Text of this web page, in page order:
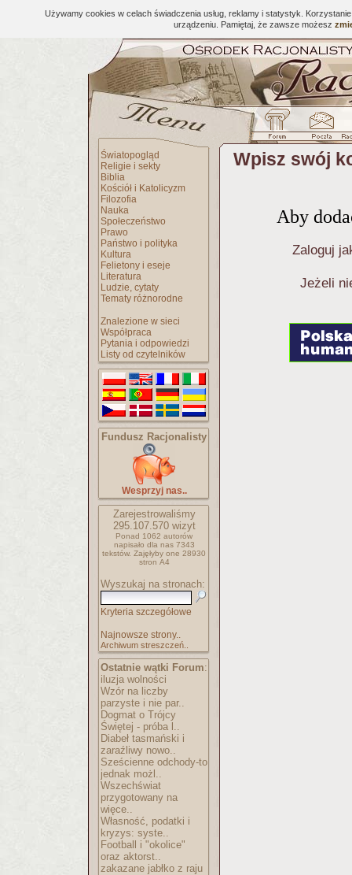
Używamy cookies w celach świadczenia usług, reklamy i statystyk.
urządzeniu. Pamiętaj, że zawsze możesz
Światopogląd
Religie i sekty
Biblia
Kościół i Katolicyzm
Filozofia
Nauka
Społeczeństwo
Prawo
Państwo i polityka
Kultura
Felietony i eseje
Literatura
Ludzie, cytaty
Tematy różnorodne
Znalezione w sieci
Współpraca
Pytania i odpowiedzi
Listy od czytelników
Fundusz Racjonalisty
Wesprzyj nas..
Zarejestrowaliśmy
295.107.570wizyt
Ponad 1062 autorów
napisało dla nas 7343
tekstów. Zajęłyby one 28930
stron A4
Wyszukaj na stronach:
Kryteria szczegółowe
Najnowsze strony..
Archiwum streszczeń..
Ostatnie wątki Forum:
iluzja wolności
Wzór na liczby
parzyste i nie par..
Dogmat o Trójcy
Świętej - próba l..
Diabeł tasmański i
zaraźliwy nowo..
Sześcienne odchody-to
jednak możl..
Wszechświat
przygotowany na
więce..
Własność, podatki i
kryzys: syste..
Football i "okolice"
oraz aktorst..
zakazane jabłko z raju
Wpisz swój
Aby
Zaloguj
Jeżeli